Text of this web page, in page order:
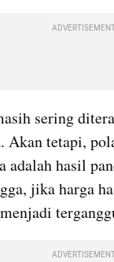
sering
Akan tetapi,
adalah hasil
jika harga